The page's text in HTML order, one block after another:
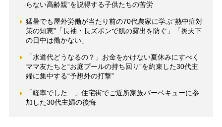
らない高齢親”を説得する子供たちの苦労
猛暑でも屋外労働が当たり前の70代農家に学ぶ“熱中症対
策の知恵”「長袖・長ズボンで肌の露出を防ぐ」「炎天下
の日中は働かない」
「水道代どうなるの？」お金をかけない夏休みにすべく
ママ友たちと“お庭プールの持ち回り”を約束した30代主
婦に集中する“予想外の打撃”
「軽率でした…」住宅街でご近所家族バーベキューに参
加した30代主婦の後悔